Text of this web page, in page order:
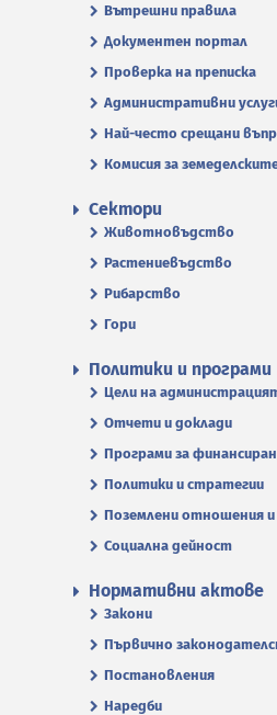
Вътрешни правила
Документен портал
Проверка на преписка
Административни
Най-често срещани
Комисия за
Сектори
Животновъдство
Растениевъдство
Рибарство
Гори
Политики и програми
Цели на
Отчети и доклади
Програми за
Политики и стратегии
Поземлени отношения и
Социална дейност
Нормативни актове
Закони
Първично
Постановления
Наредби